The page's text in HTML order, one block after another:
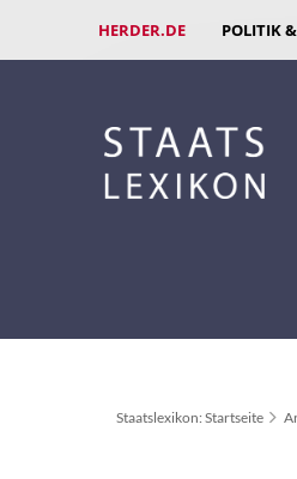
HERDER.DE POLITIK
Staatslexikon: Startseite